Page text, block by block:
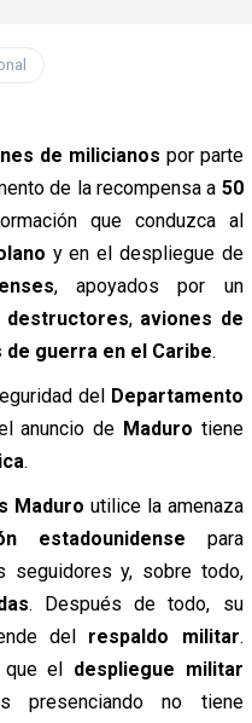
de milicianos por parte
de la recompensa a 50
que conduzca al
y en el despliegue de
, apoyados por un
destructores, aviones de
de guerra en el Caribe.
del Departamento
anuncio de Maduro tiene
.
Maduro utilice la amenaza
estadounidense para
seguidores y, sobre todo,
. Después de todo, su
del respaldo militar.
que el despliegue militar
presenciando no tiene